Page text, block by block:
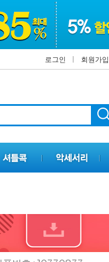
로그인 회원가입